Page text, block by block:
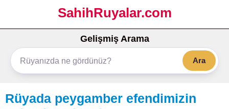
SahihRuyalar.com
Gelişmiş Arama
Ara
Rüyada peygamber efendimizin